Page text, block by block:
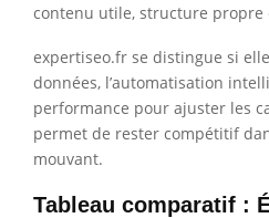
contenu utile, structure propre
expertiseo.fr se distingue si
données, l’automatisation
performance pour ajuster les
permet de rester compétitif
mouvant.
Tableau comparatif :